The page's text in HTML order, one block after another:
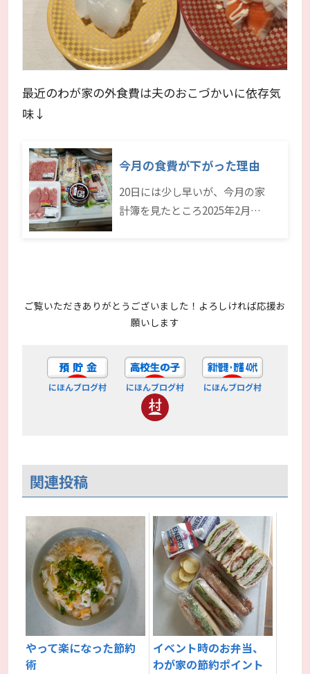
最近のわが家の外食費は夫のおこづかいに依存気
味↓
今月の食費が下がった理由
20日には少し早いが、今月の家
計簿を見たところ2025年2月…
ご覧いただきありがとうございました！よろしければ応援お
願いします
にほんブログ村 にほんブログ村 にほんブログ村
関連投稿
やって楽になった節約
術
イベント時のお弁当、
わが家の節約ポイント